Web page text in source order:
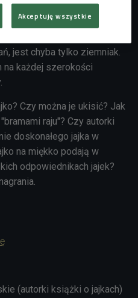
jest chyba tylko ziemniak.
na każdej szerokości
Czy można je ukisić? Jak
raju"? Czy autorki
doskonałego jajka w
na miękko podają w
odpowiednikach jajek?
(autorki książki o jajkach)
Akceptuję wszystkie